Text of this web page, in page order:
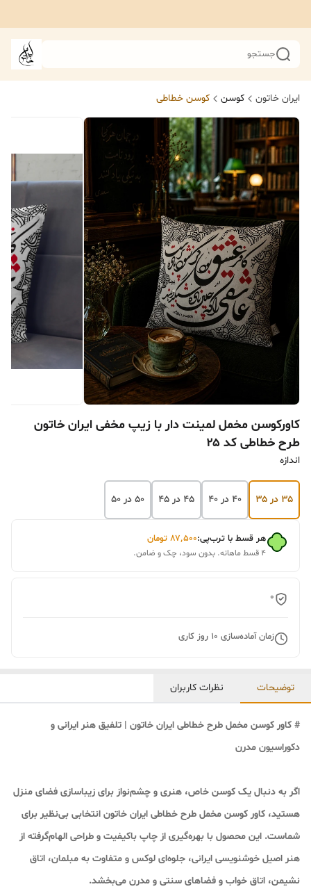
جستجو
ایران خاتون کوسن کوسن خطاطی
کاورکوسن مخمل لمینت دار با زیپ مخفی ایران خاتون
طرح خطاطی کد ۲۵
اندازه
۳۵ در ۳۵ ۴۰ در ۴۰ ۴۵ در ۴۵ ۵۰ در ۵۰
هر قسط با ترب‌پی:۸۷٬۵۰۰ تومان
۴ قسط ماهانه. بدون سود، چک و ضامن.
0
زمان آماده‌سازی 10 روز کاری
توضیحات نظرات کاربران
# کاور کوسن مخمل طرح خطاطی ایران خاتون | تلفیق هنر ایرانی و
دکوراسیون مدرن
اگر به دنبال یک کوسن خاص، هنری و چشم‌نواز برای زیباسازی فضای منزل
هستید، کاور کوسن مخمل طرح خطاطی ایران خاتون انتخابی بی‌نظیر برای
شماست. این محصول با بهره‌گیری از چاپ باکیفیت و طراحی الهام‌گرفته از
هنر اصیل خوشنویسی ایرانی، جلوه‌ای لوکس و متفاوت به مبلمان، اتاق
نشیمن، اتاق خواب و فضاهای سنتی و مدرن می‌بخشد.